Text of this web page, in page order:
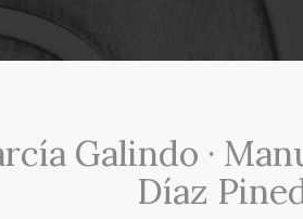
Galindo ·
Díaz